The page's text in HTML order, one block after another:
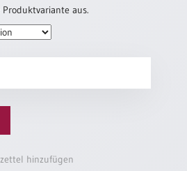
aus.
hinzufügen